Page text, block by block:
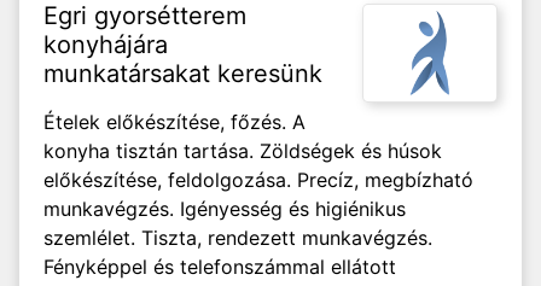
Egri gyorsétterem
konyhájára
munkatársakat keresünk
Ételek előkészítése, főzés. A
konyha tisztán tartása. Zöldségek és húsok
előkészítése, feldolgozása. Precíz, megbízható
munkavégzés. Igényesség és higiénikus
szemlélet. Tiszta, rendezett munkavégzés.
Fényképpel és telefonszámmal ellátott